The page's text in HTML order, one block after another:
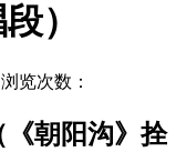
）
浏览次数：
朝阳沟》拴